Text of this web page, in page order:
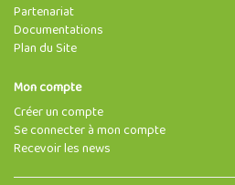
Partenariat
Documentations
Plan du Site
Mon compte
Créer un compte
Se connecter à mon compte
Recevoir les news